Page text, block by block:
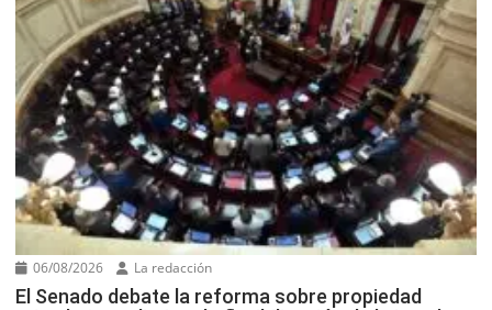
06/08/2026 La redacción
El Senado debate la reforma sobre propiedad